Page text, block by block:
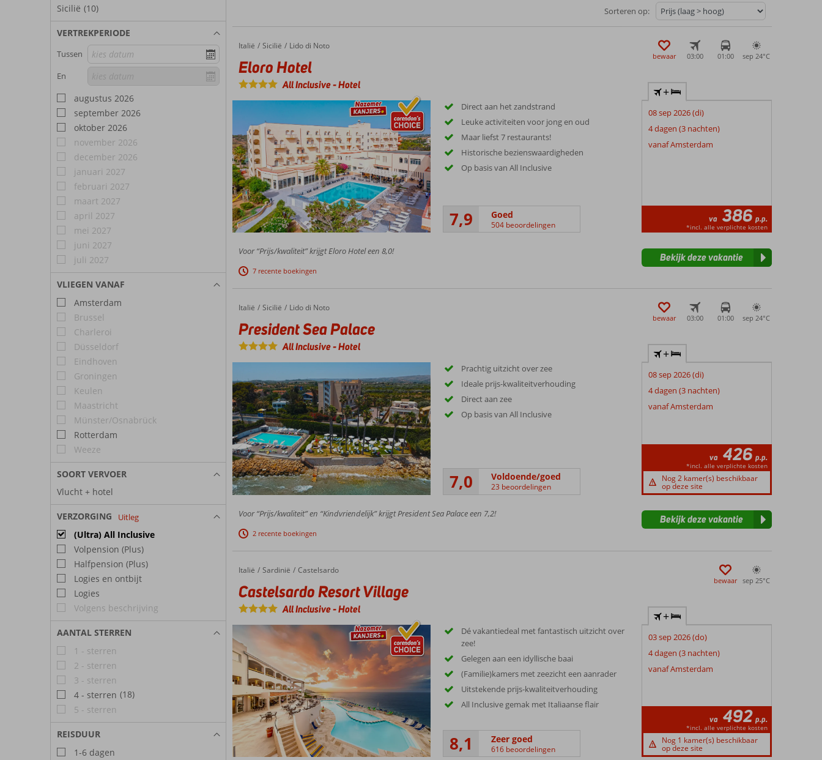
Sicilië (10)
VERTREKPERIODE
Tussen
En
augustus 2026
september 2026
oktober 2026
november 2026
december 2026
januari 2027
februari 2027
maart 2027
april 2027
mei 2027
juni 2027
juli 2027
VLIEGEN VANAF
Amsterdam
Brussel
Charleroi
Düsseldorf
Eindhoven
Groningen
Keulen
Maastricht
Münster/Osnabrück
Rotterdam
Weeze
SOORT VERVOER
Vlucht + hotel
VERZORGING Uitleg
(Ultra) All Inclusive
Volpension (Plus)
Halfpension (Plus)
Logies en ontbijt
Logies
Volgens beschrijving
AANTAL STERREN
1 - sterren
2 - sterren
3 - sterren
4 - sterren (18)
5 - sterren
REISDUUR
1-6 dagen
Sorteren op:
Home
Italië Sicilië Lido di Noto
Eloro Hotel
Eloro Hotel
All Inclusive-Hotel
bewaar 03:00 01:00 sep 24°C
Direct aan het zandstrand
Leuke activiteiten voor jong en oud
Maar liefst 7 restaurants!
Historische bezienswaardigheden
Op basis van All Inclusive
7,9 Goed
504 beoordelingen
+
08 sep 2026 (di)
4 dagen (3 nachten)
vanaf Amsterdam
va 386 p.p.
*incl. alle verplichte kosten
Voor “Prijs/kwaliteit” krijgt Eloro Hotel een 8,0!
7 recente boekingen
Bekijk deze vakantie
Home
Italië Sicilië Lido di Noto
President Sea Palace
President Sea Palace
All Inclusive-Hotel
bewaar 03:00 01:00 sep 24°C
Prachtig uitzicht over zee
Ideale prijs-kwaliteitverhouding
Direct aan zee
Op basis van All Inclusive
7,0 Voldoende/goed
23 beoordelingen
+
08 sep 2026 (di)
4 dagen (3 nachten)
vanaf Amsterdam
va 426 p.p.
*incl. alle verplichte kosten
Nog 2 kamer(s) beschikbaar
op deze site
Voor “Prijs/kwaliteit” en “Kindvriendelijk” krijgt President Sea Palace een 7,2!
2 recente boekingen
Bekijk deze vakantie
Home
Italië Sardinië Castelsardo
Castelsardo Resort Village
Castelsardo Resort Village
All Inclusive-Hotel
bewaar sep 25°C
Dé vakantiedeal met fantastisch uitzicht over
zee!
Gelegen aan een idyllische baai
(Familie)kamers met zeezicht een aanrader
Uitstekende prijs-kwaliteitverhouding
All Inclusive gemak met Italiaanse flair
8,1 Zeer goed
616 beoordelingen
+
03 sep 2026 (do)
4 dagen (3 nachten)
vanaf Amsterdam
va 492 p.p.
*incl. alle verplichte kosten
Nog 1 kamer(s) beschikbaar
op deze site